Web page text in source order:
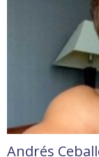
Andrés